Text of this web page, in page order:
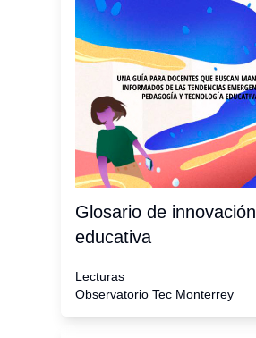
Glosario de innovación
educativa
Lecturas
Observatorio Tec Monterrey